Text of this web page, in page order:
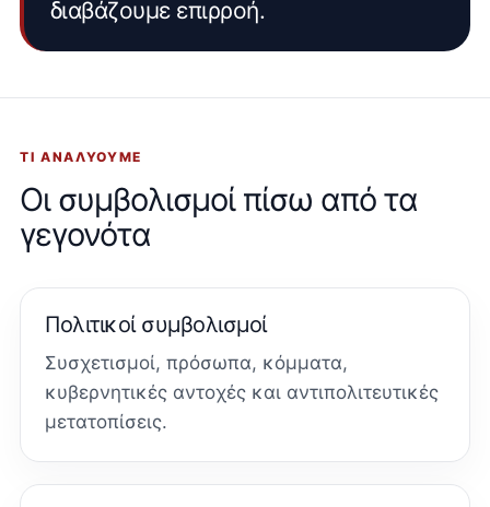
διαβάζουμε επιρροή.
ΤΙ ΑΝΑΛΎΟΥΜΕ
Οι συμβολισμοί πίσω από τα
γεγονότα
Πολιτικοί συμβολισμοί
Συσχετισμοί, πρόσωπα, κόμματα,
κυβερνητικές αντοχές και αντιπολιτευτικές
μετατοπίσεις.